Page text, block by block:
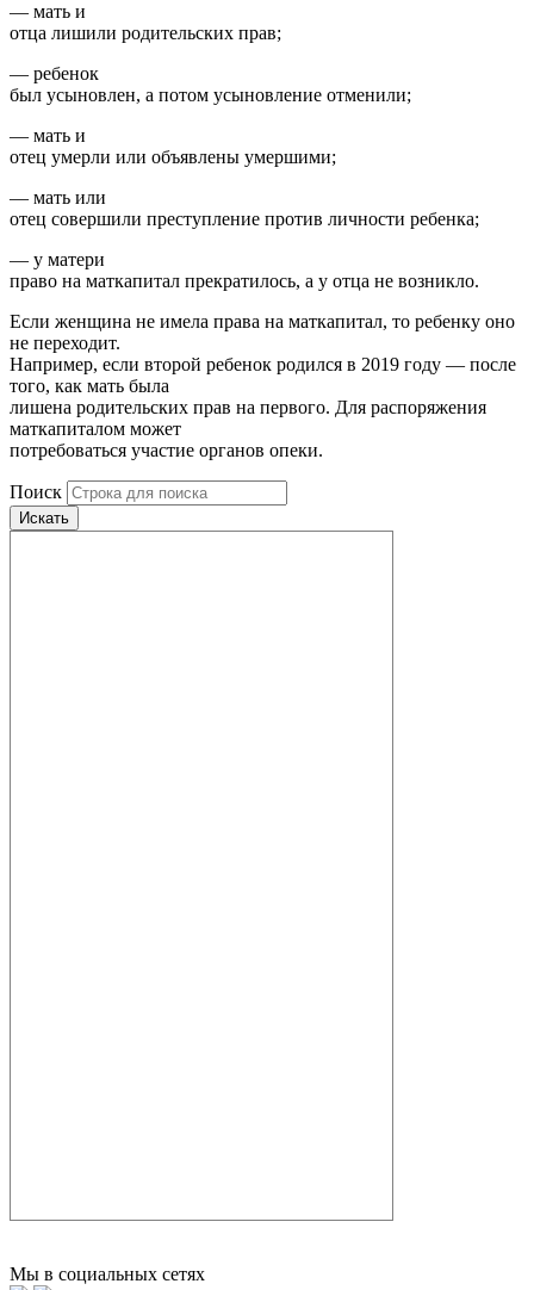
— мать и
отца лишили родительских прав;
— ребенок
был усыновлен, а потом усыновление отменили;
— мать и
отец умерли или объявлены умершими;
— мать или
отец совершили преступление против личности ребенка;
— у матери
право на маткапитал прекратилось, а у отца не возникло.
Если женщина не имела права на маткапитал, то ребенку оно
не переходит.
Например, если второй ребенок родился в 2019 году — после
того, как мать была
лишена родительских прав на первого. Для распоряжения
маткапиталом может
потребоваться участие органов опеки.
Поиск
Искать
Мы в социальных сетях